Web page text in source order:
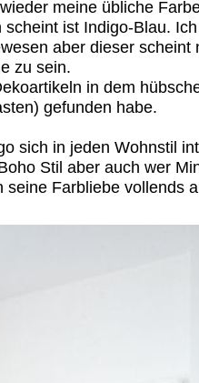
meine übliche
ist Indigo-Blau.
aber dieser scheint
zu sein.
in dem
gefunden habe.
sich in jeden Wohnstil
Stil aber auch wer
Farbliebe vollends